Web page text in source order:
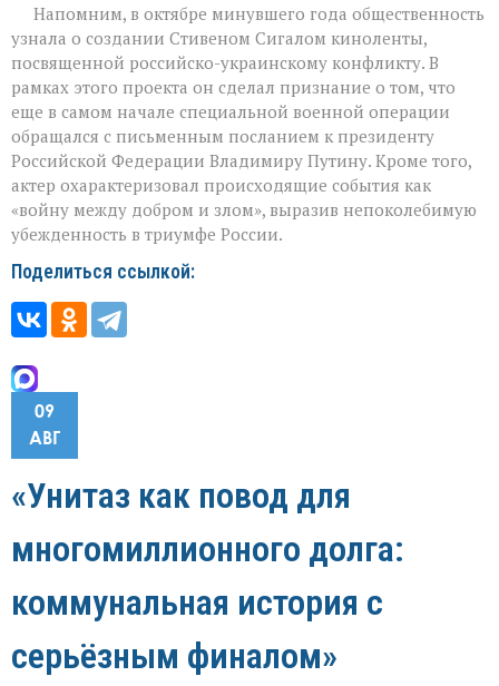
​ Напомним, в октябре минувшего года общественность
узнала о создании Стивеном Сигалом киноленты,
посвященной российско-украинскому конфликту. В
рамках этого проекта он сделал признание о том, что
еще в самом начале специальной военной операции
обращался с письменным посланием к президенту
Российской Федерации Владимиру Путину. Кроме того,
актер охарактеризовал происходящие события как
«войну между добром и злом», выразив непоколебимую
убежденность в триумфе России.
Поделиться ссылкой:
09
АВГ
«Унитаз как повод для
многомиллионного долга:
коммунальная история с
серьёзным финалом»